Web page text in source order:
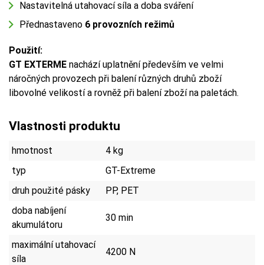
Nastavitelná utahovací síla a doba sváření
Přednastaveno 6 provozních režimů
Použití:
GT EXTERME nachází uplatnění především ve velmi
náročných provozech při balení různých druhů zboží
libovolné velikostí a rovněž při balení zboží na paletách.
Vlastnosti produktu
hmotnost
4 kg
typ
GT-Extreme
druh použité pásky
PP, PET
doba nabíjení
akumulátoru
30 min
maximální utahovací
síla
4200 N